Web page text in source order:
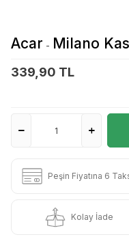
Acar - Milano
339,90 TL
Peşin Fiyatına 6
Kolay İade